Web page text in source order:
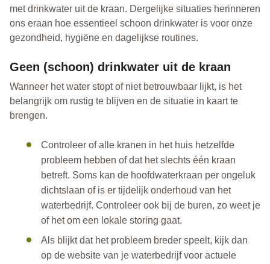
met drinkwater uit de kraan. Dergelijke situaties herinneren
ons eraan hoe essentieel schoon drinkwater is voor onze
gezondheid, hygiëne en dagelijkse routines.
Geen (schoon) drinkwater uit de kraan
Wanneer het water stopt of niet betrouwbaar lijkt, is het
belangrijk om rustig te blijven en de situatie in kaart te
brengen.
Controleer of alle kranen in het huis hetzelfde
probleem hebben of dat het slechts één kraan
betreft. Soms kan de hoofdwaterkraan per ongeluk
dichtslaan of is er tijdelijk onderhoud van het
waterbedrijf. Controleer ook bij de buren, zo weet je
of het om een lokale storing gaat.
Als blijkt dat het probleem breder speelt, kijk dan
op de website van je waterbedrijf voor actuele